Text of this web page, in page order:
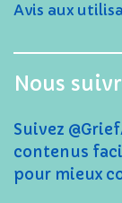
Avis aux
Nous
Suivez
contenus
pour mieux